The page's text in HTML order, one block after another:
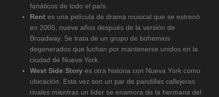
fanáticos de todo el país.
Rentes una película de drama musical que se estrenó
en 2005, nueve años después de la versión de
Broadway. Se trata de un grupo de bohemios
degenerados que luchan por mantenerse unidos en la
ciudad de Nueva York.
West Side Storyes otra historia con Nueva York como
ubicación. Esta vez son un par de pandillas callejeras
rivales mientras un líder se enamora de la hermana del